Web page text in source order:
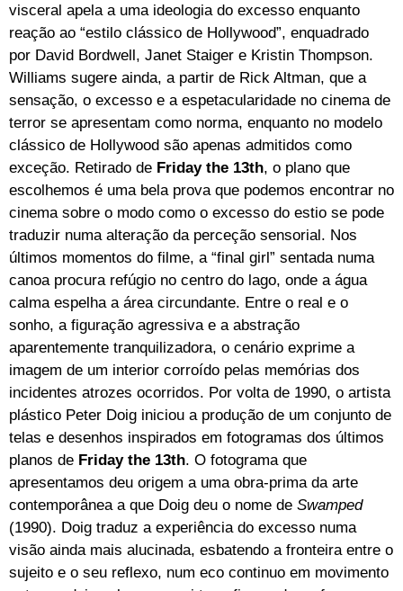
visceral apela a uma ideologia do excesso enquanto
reação ao “estilo clássico de Hollywood”, enquadrado
por David Bordwell, Janet Staiger e Kristin Thompson.
Williams sugere ainda, a partir de Rick Altman, que a
sensação, o excesso e a espetacularidade no cinema de
terror se apresentam como norma, enquanto no modelo
clássico de Hollywood são apenas admitidos como
exceção. Retirado de Friday the 13th, o plano que
escolhemos é uma bela prova que podemos encontrar no
cinema sobre o modo como o excesso do estio se pode
traduzir numa alteração da perceção sensorial. Nos
últimos momentos do filme, a “final girl” sentada numa
canoa procura refúgio no centro do lago, onde a água
calma espelha a área circundante. Entre o real e o
sonho, a figuração agressiva e a abstração
aparentemente tranquilizadora, o cenário exprime a
imagem de um interior corroído pelas memórias dos
incidentes atrozes ocorridos. Por volta de 1990, o artista
plástico Peter Doig iniciou a produção de um conjunto de
telas e desenhos inspirados em fotogramas dos últimos
planos de Friday the 13th. O fotograma que
apresentamos deu origem a uma obra-prima da arte
contemporânea a que Doig deu o nome de Swamped
(1990). Doig traduz a experiência do excesso numa
visão ainda mais alucinada, esbatendo a fronteira entre o
sujeito e o seu reflexo, num eco continuo em movimento